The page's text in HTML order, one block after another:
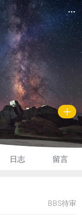
0
相册
0
好友
644
人气 积分
日志 留言
BBS待审